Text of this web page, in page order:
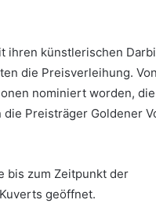
ihren künstlerischen
die Preisverleihung.
nominiert worden,
Preisträger Goldener
bis zum Zeitpunkt der
geöffnet.